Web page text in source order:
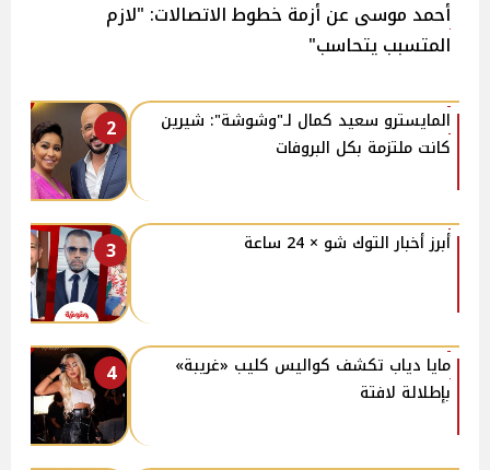
أحمد موسى عن أزمة خطوط الاتصالات: "لازم
المتسبب يتحاسب"
2
المايسترو سعيد كمال لـ"وشوشة": شيرين
كانت ملتزمة بكل البروفات
3 أبرز أخبار التوك شو × 24 ساعة
4
مايا دياب تكشف كواليس كليب «غريبة»
بإطلالة لافتة